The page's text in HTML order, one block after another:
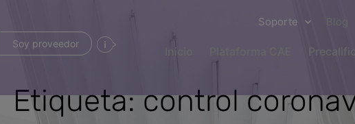
Soy proveedor
Soporte
Inicio
Etiqueta: control